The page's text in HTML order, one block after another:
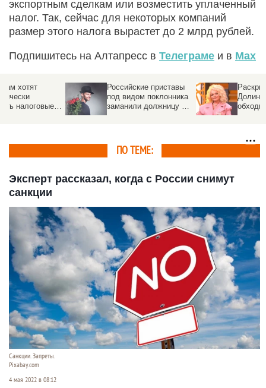
экспортным сделкам или возместить уплаченный
налог. Так, сейчас для некоторых компаний
размер этого налога вырастет до 2 млрд рублей.
Подпишитесь на Алтапресс в Телеграме и в Max
Российские приставы
под видом поклонника
заманили должницу в
ловушку
Раскрыли схему, как
Долина долгие годы
обходила налоги за
тайный дворец
ПО ТЕМЕ:
Эксперт рассказал, когда с России снимут
санкции
Санкции. Запреты.
Pixabay.com
4 мая 2022 в 08:12